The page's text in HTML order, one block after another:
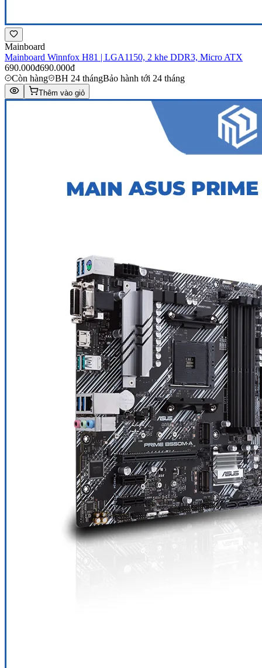
Mainboard
Mainboard Winnfox H81 | LGA1150, 2 khe DDR3, Micro ATX
690.000đ690.000đ
Còn hàng
BH 24 thángBảo hành tới 24 tháng
Thêm vào giỏ